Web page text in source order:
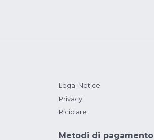
Legal Notice
Privacy
Riciclare
Metodi di pagamento